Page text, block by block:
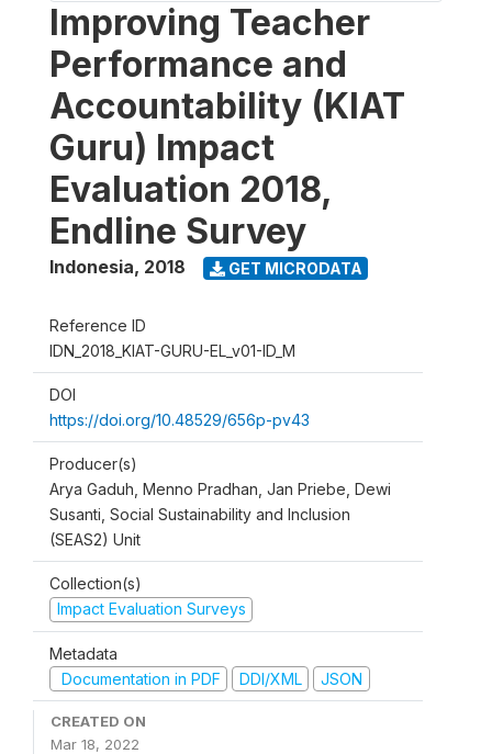
Improving Teacher
Performance and
Accountability (KIAT
Guru) Impact
Evaluation 2018,
Endline Survey
Indonesia, 2018 GET MICRODATA
Reference ID
IDN_2018_KIAT-GURU-EL_v01-ID_M
DOI
https://doi.org/10.48529/656p-pv43
Producer(s)
Arya Gaduh, Menno Pradhan, Jan Priebe, Dewi
Susanti, Social Sustainability and Inclusion
(SEAS2) Unit
Collection(s)
Impact Evaluation Surveys
Metadata
Documentation in PDF
DDI/XML JSON
CREATED ON
Mar 18, 2022